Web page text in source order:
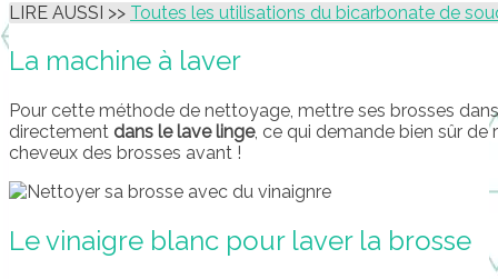
LIRE AUSSI >> Toutes les utilisations du bicarbonate de
La machine à laver
Pour cette méthode de nettoyage, mettre ses brosses
directement dans le lave linge, ce qui demande bien sûr
cheveux des brosses avant !
Le vinaigre blanc pour laver la brosse